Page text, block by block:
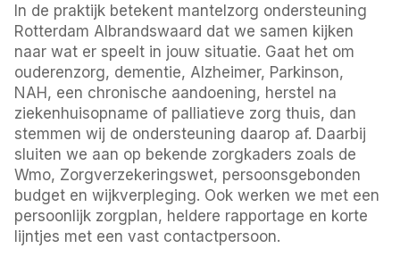
In de praktijk betekent mantelzorg ondersteuning
Rotterdam Albrandswaard dat we samen kijken
naar wat er speelt in jouw situatie. Gaat het om
ouderenzorg, dementie, Alzheimer, Parkinson,
NAH, een chronische aandoening, herstel na
ziekenhuisopname of palliatieve zorg thuis, dan
stemmen wij de ondersteuning daarop af. Daarbij
sluiten we aan op bekende zorgkaders zoals de
Wmo, Zorgverzekeringswet, persoonsgebonden
budget en wijkverpleging. Ook werken we met een
persoonlijk zorgplan, heldere rapportage en korte
lijntjes met een vast contactpersoon.